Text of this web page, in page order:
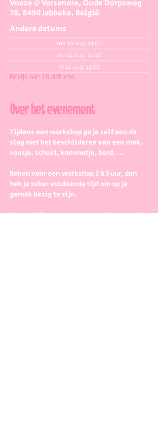
Voaze @ Varsenare, Oude Dorpsweg
78, 8490 Jabbeke, België
Andere datums
ma 10 aug, 14:00
wo 12 aug, 14:00
vr 14 aug, 14:00
Bekijk alle 18 datums
Over het evenement
Tijdens een workshop ga je zelf aan de
slag met het beschilderen van een mok,
vaasje, schaal, kommetje, bord, ...
Reken voor een workshop 2 à 3 uur, dan
heb je zeker voldoende tijd om op je
gemak bezig te zijn.
De workshopstaat open voor jong en oud,